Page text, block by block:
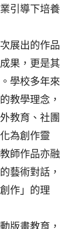
引導下培養
展出的作品
果，更是其
學校多年來
教學理念，
教育、社團
為創作靈
師作品亦融
藝術對話，
作」的理
版畫教育，